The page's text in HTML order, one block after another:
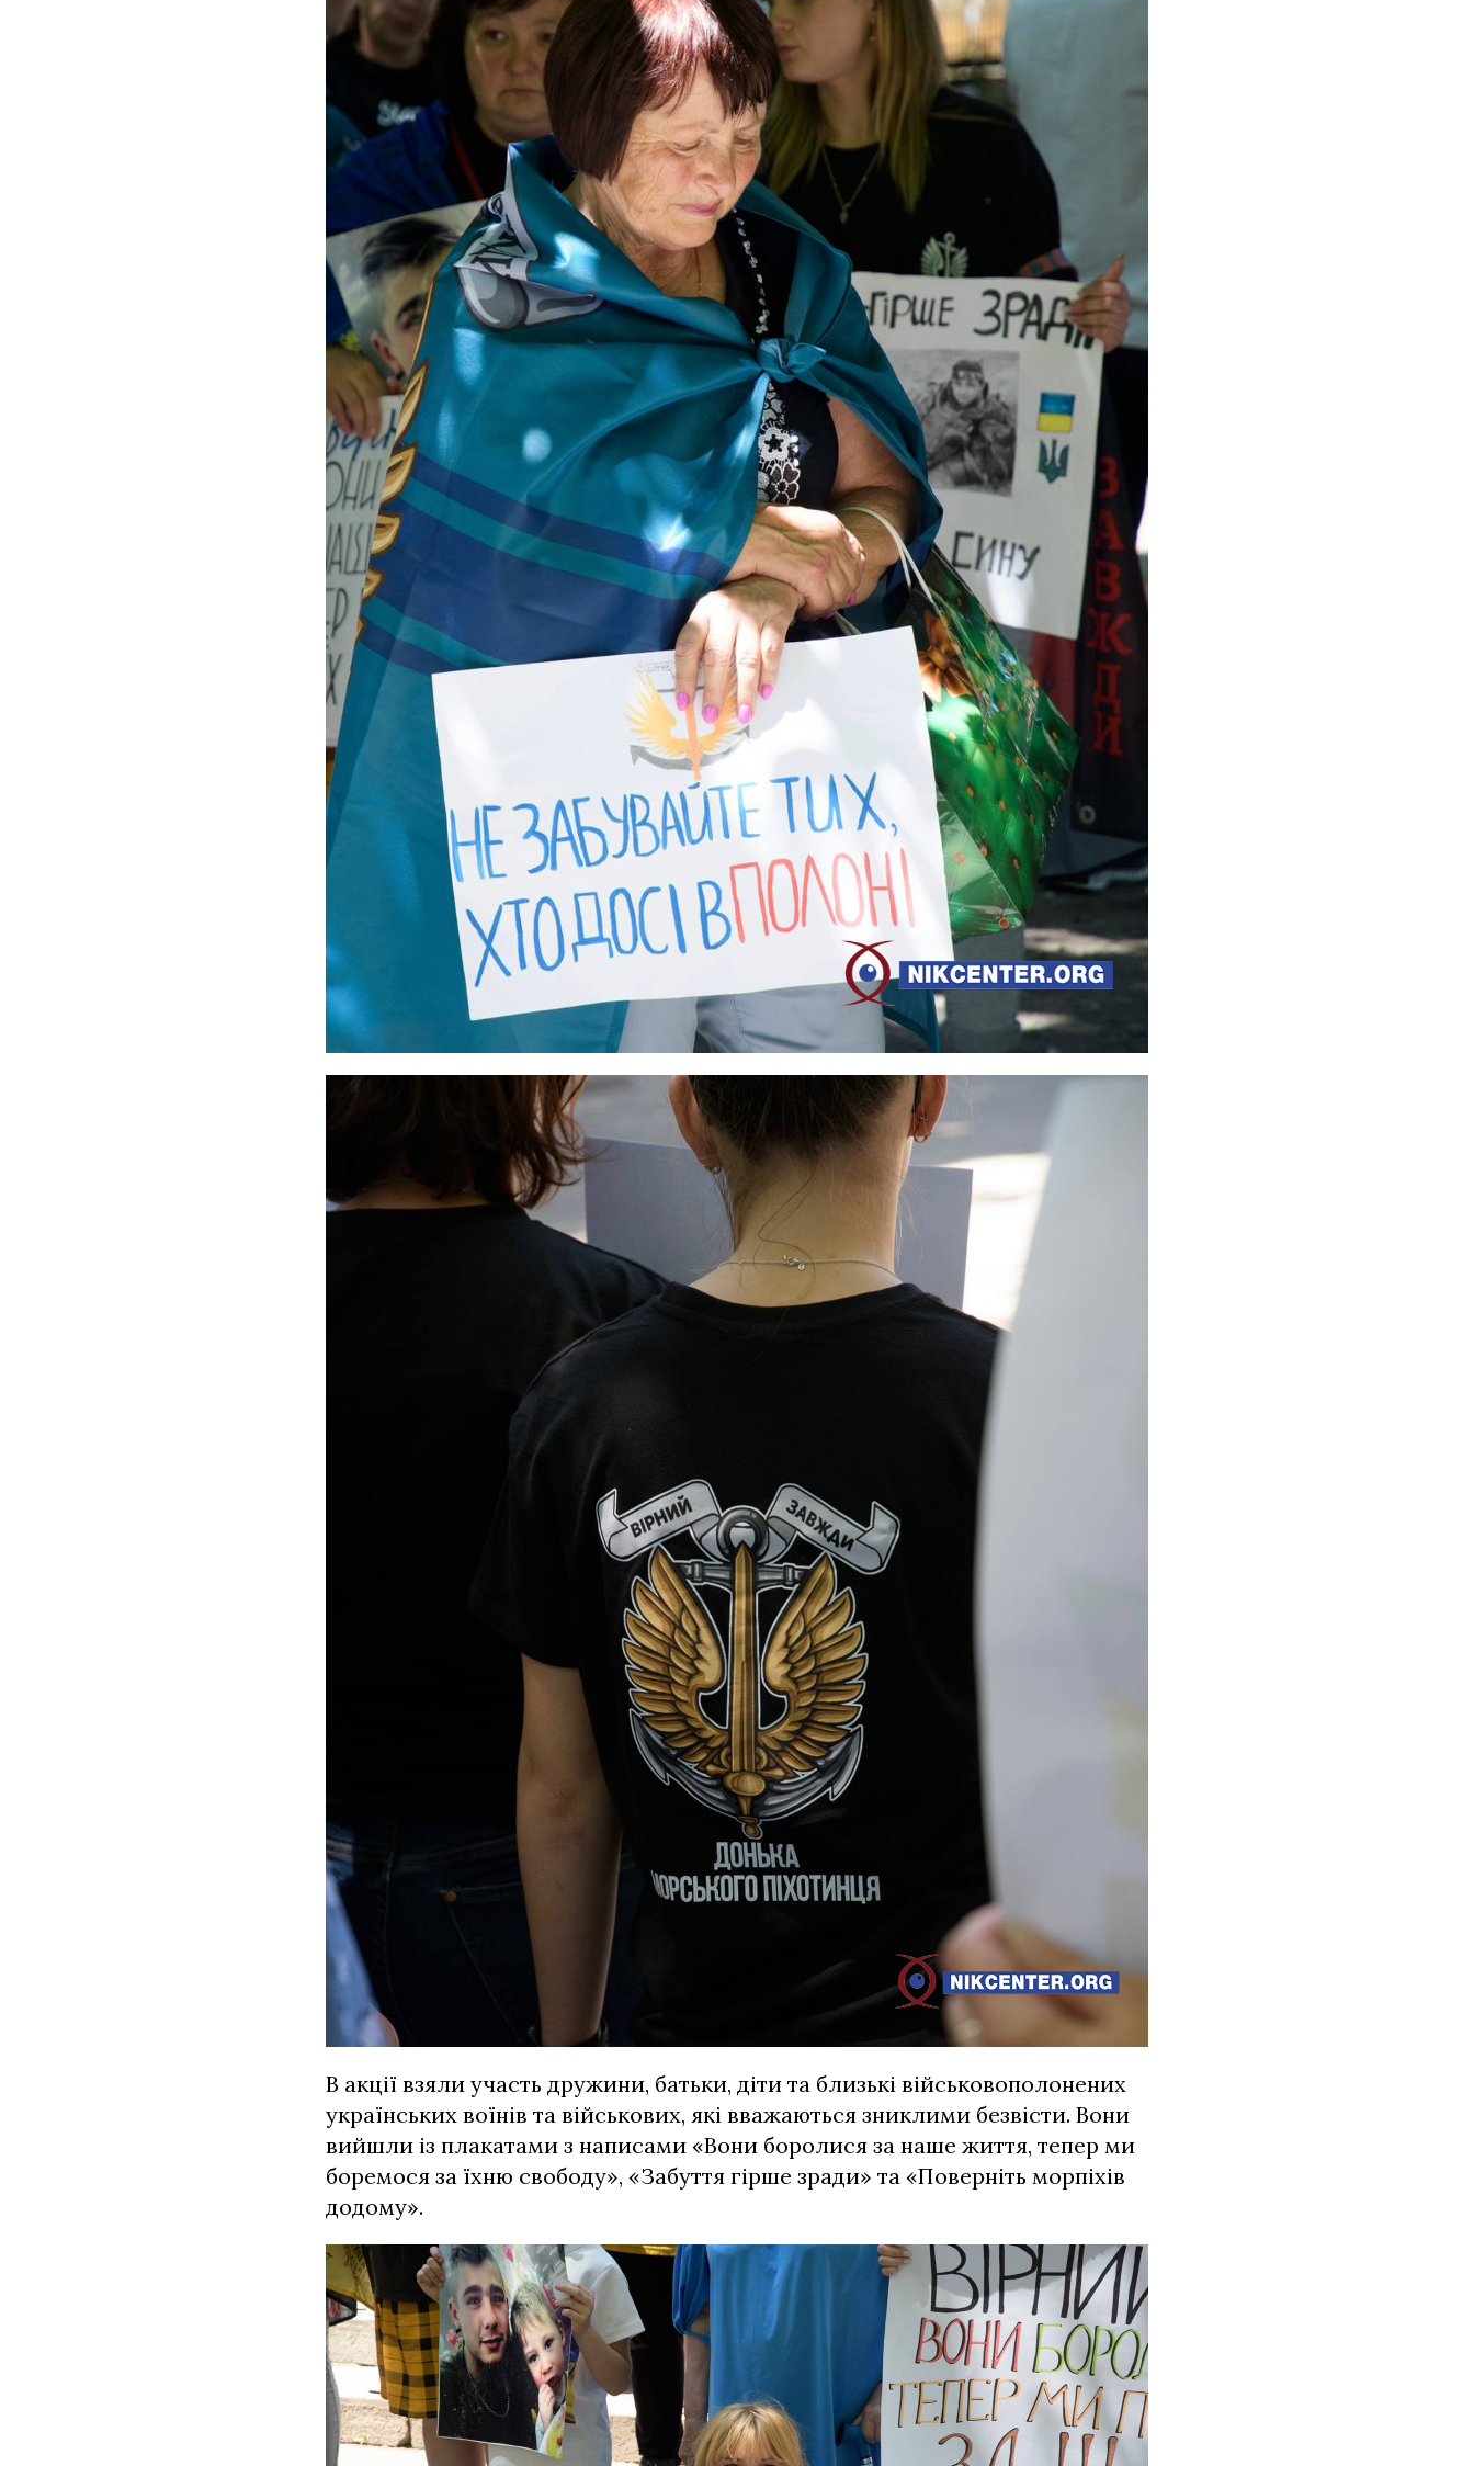
В акції взяли участь дружини, батьки, діти та близькі військовополонених
українських воїнів та військових, які вважаються зниклими безвісти. Вони
вийшли із плакатами з написами «Вони боролися за наше життя, тепер ми
боремося за їхню свободу», «Забуття гірше зради» та «Поверніть морпіхів
додому».